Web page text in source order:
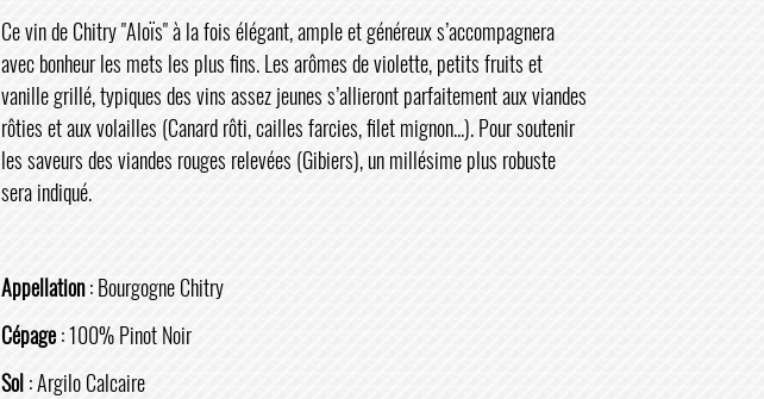
Ce vin de Chitry "Aloïs" à la fois élégant, ample et généreux s’accompagnera
avec bonheur les mets les plus fins. Les arômes de violette, petits fruits et
vanille grillé, typiques des vins assez jeunes s’allieront parfaitement aux viandes
rôties et aux volailles (Canard rôti, cailles farcies, filet mignon...). Pour soutenir
les saveurs des viandes rouges relevées (Gibiers), un millésime plus robuste
sera indiqué.
Appellation: Bourgogne Chitry
Cépage: 100% Pinot Noir
Sol: Argilo Calcaire